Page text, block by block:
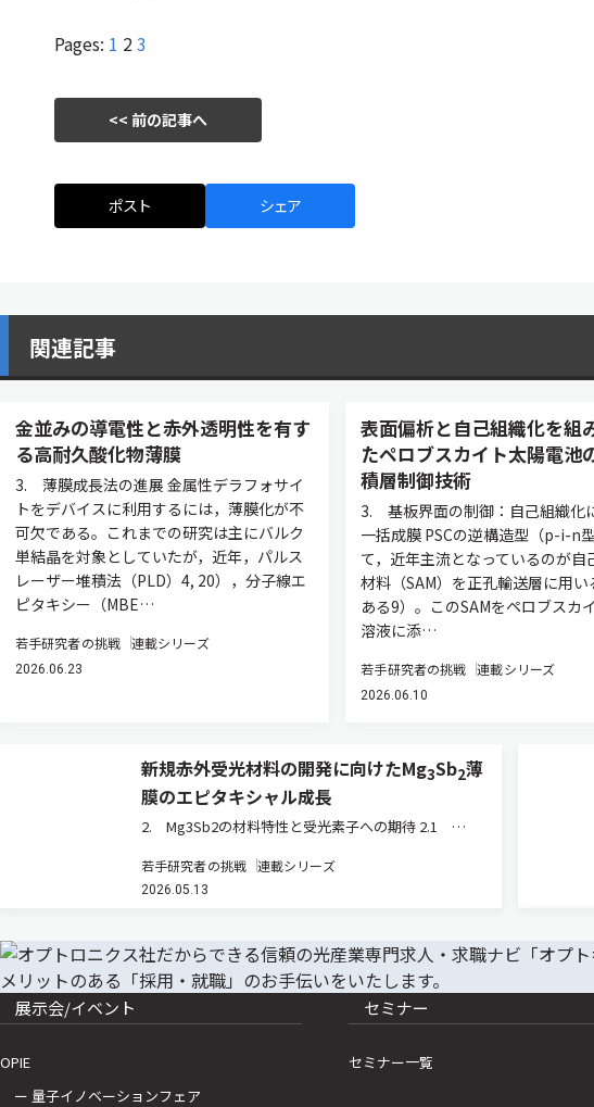
Pages: 1 2 3
<< 前の記事へ
ポスト シェア
関連記事
金並みの導電性と赤外透明性を有す
る高耐久酸化物薄膜
3. 薄膜成長法の進展 金属性デラフォサイ
トをデバイスに利用するには，薄膜化が不
可欠である。これまでの研究は主にバルク
単結晶を対象としていたが，近年，パルス
レーザー堆積法（PLD）4, 20），分子線エ
ピタキシー（MBE…
若手研究者の挑戦 連載シリーズ
2026.06.23
表面偏析と自己組織化を組
たペロブスカイト太陽電池
積層制御技術
3. 基板界面の制御：自己組織化
一括成膜 PSCの逆構造型（p-i-n
て，近年主流となっているのが自
材料（SAM）を正孔輸送層に用い
ある9）。このSAMをペロブスカ
溶液に添…
若手研究者の挑戦 連載シリーズ
2026.06.10
新規赤外受光材料の開発に向けたMg3Sb2薄
膜のエピタキシャル成長
2. Mg3Sb2の材料特性と受光素子への期待 2.1
リ土類金属であるMgと第15族元素であるSbから構成
される化合物半導体である。その結晶構造は，六方晶
若手研究者の挑戦 連載シリーズ
2026.05.13
展示会/イベント
OPIE
ー 量子イノベーションフェア
セミナー
セミナー一覧